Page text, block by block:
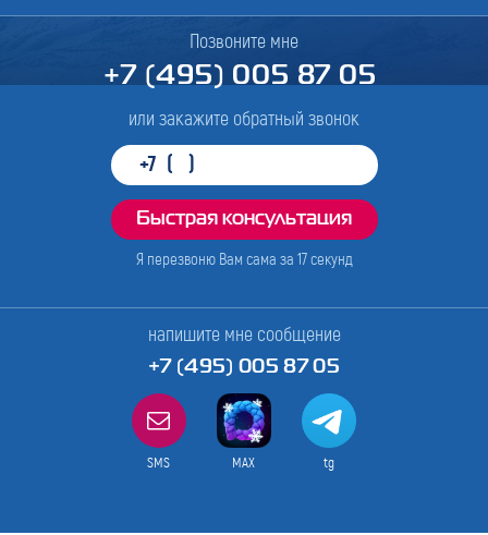
Позвоните мне
+7 (495) 005 87 05
или закажите обратный звонок
Я перезвоню Вам сама за 17секунд
напишите мне сообщение
+7 (495) 005 87 05
SMS MAX tg